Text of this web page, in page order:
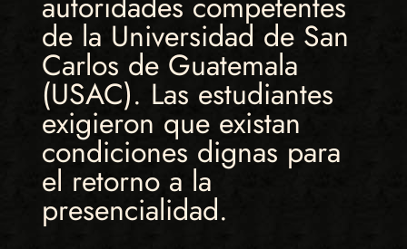
de la Universidad de San
Carlos de Guatemala
(USAC). Las estudiantes
exigieron que existan
condiciones dignas para
el retorno a la
presencialidad.